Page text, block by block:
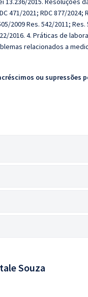
471/2021; RDC 877/
2009 Res. 542/2011;
2016. 4. Práticas de
relacionados a
ou
Souza